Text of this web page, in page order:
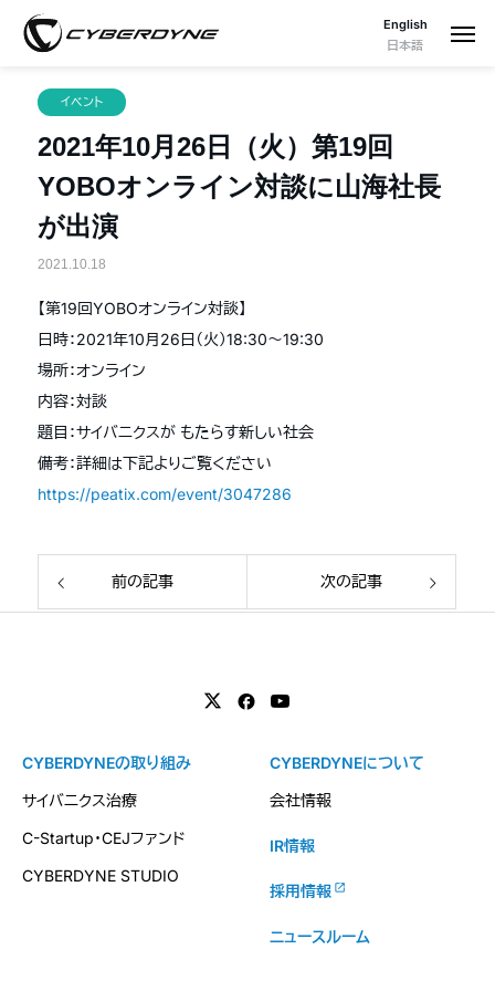
English
日本語
イベント
2021年10月26日（火）第19回
YOBOオンライン対談に山海社長
が出演
2021.10.18
【第19回YOBOオンライン対談】
日時：2021年10月26日（火）18:30〜19:30
場所：オンライン
内容：対談
題目：サイバニクスが もたらす新しい社会
備考：詳細は下記よりご覧ください
https://peatix.com/event/3047286
前の記事 次の記事
CYBERDYNEの取り組み
サイバニクス治療
C-Startup・CEJファンド
CYBERDYNE STUDIO
CYBERDYNEについて
会社情報
IR情報
採用情報
ニュースルーム